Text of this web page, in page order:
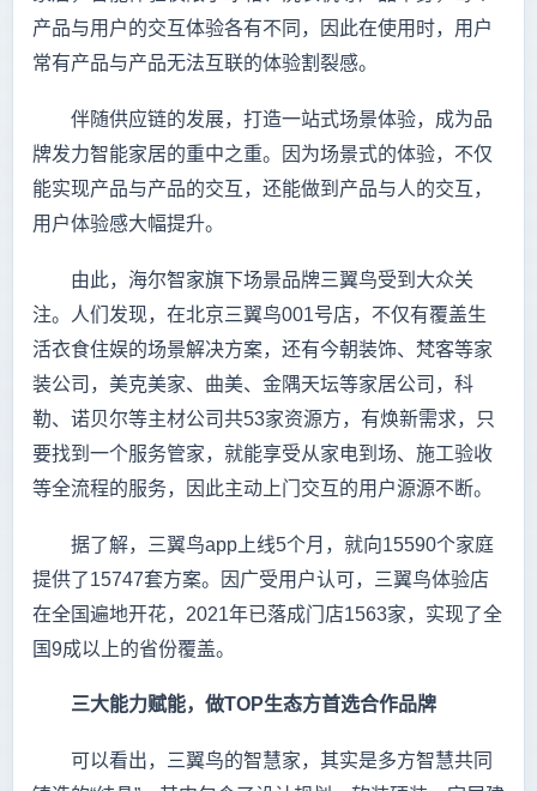
产品与用户的交互体验各有不同，因此在使用时，用户
常有产品与产品无法互联的体验割裂感。
伴随供应链的发展，打造一站式场景体验，成为品
牌发力智能家居的重中之重。因为场景式的体验，不仅
能实现产品与产品的交互，还能做到产品与人的交互，
用户体验感大幅提升。
由此，海尔智家旗下场景品牌三翼鸟受到大众关
注。人们发现，在北京三翼鸟001号店，不仅有覆盖生
活衣食住娱的场景解决方案，还有今朝装饰、梵客等家
装公司，美克美家、曲美、金隅天坛等家居公司，科
勒、诺贝尔等主材公司共53家资源方，有焕新需求，只
要找到一个服务管家，就能享受从家电到场、施工验收
等全流程的服务，因此主动上门交互的用户源源不断。
据了解，三翼鸟app上线5个月，就向15590个家庭
提供了15747套方案。因广受用户认可，三翼鸟体验店
在全国遍地开花，2021年已落成门店1563家，实现了全
国9成以上的省份覆盖。
三大能力赋能，做TOP生态方首选合作品牌
可以看出，三翼鸟的智慧家，其实是多方智慧共同